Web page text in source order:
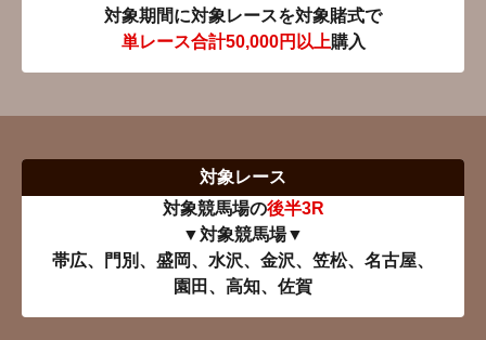
対象期間に対象レースを対象賭式で
単レース合計50,000円以上購入
対象レース
対象競馬場の後半3R
▼対象競馬場▼
帯広、門別、盛岡、水沢、金沢、笠松、名古屋、
園田、高知、佐賀